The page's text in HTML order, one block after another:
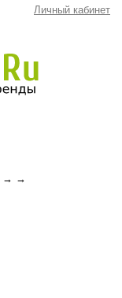
Личный кабинет
→ →